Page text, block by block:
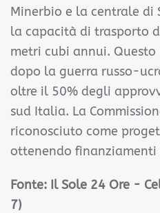
Minerbio e la centrale di
la capacità di trasporto
metri cubi annui.
dopo la guerra russo-
oltre il 50% degli
sud Italia. La
riconosciuto come
ottenendo finanziamenti
Fonte: Il Sole 24 Ore -
7)